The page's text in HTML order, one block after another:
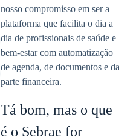
nosso compromisso em ser a
plataforma que facilita o dia a
dia de profissionais de saúde e
bem-estar com automatização
de agenda, de documentos e da
parte financeira.
Tá bom, mas o que
é o Sebrae for